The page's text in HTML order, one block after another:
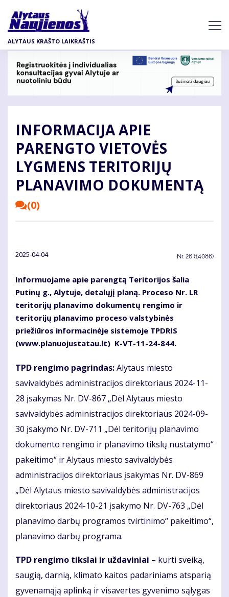
pagrindinį
turinį
ALYTAUS KRAŠTO LAIKRAŠTIS
INFORMACIJA APIE
PARENGTO VIETOVĖS
LYGMENS TERITORIJŲ
PLANAVIMO DOKUMENTĄ
(0)
2025-04-04 Nr. 26 (14086)
Informuojame apie parengtą Teritorijos šalia
Putinų g., Alytuje, detalųjį planą. Proceso Nr. LR
teritorijų planavimo dokumentų rengimo ir
teritorijų planavimo proceso valstybinės
priežiūros informacinėje sistemoje TPDRIS
(www.planuojustatau.lt) K-VT-11-24-844.
TPD rengimo pagrindas:Alytaus miesto
savivaldybės administracijos direktoriaus 2024-11-
28 įsakymas Nr. DV-867 „Dėl Alytaus miesto
savivaldybės administracijos direktoriaus 2024-09-
30 įsakymo Nr. DV-711 „Dėl teritorijų planavimo
dokumento rengimo ir planavimo tikslų nustatymo“
pakeitimo“ ir Alytaus miesto savivaldybės
administracijos direktoriaus įsakymas Nr. DV-869
„Dėl Alytaus miesto savivaldybės administracijos
direktoriaus 2024-10-21 įsakymo Nr. DV-763 „Dėl
planavimo darbų programos tvirtinimo“ pakeitimo“,
planavimo darbų programa.
TPD rengimo tikslai ir uždaviniai – kurti sveiką,
saugią, darnią, klimato kaitos padariniams atsparią
gyvenamąją aplinką ir visavertes gyvenimo sąlygas